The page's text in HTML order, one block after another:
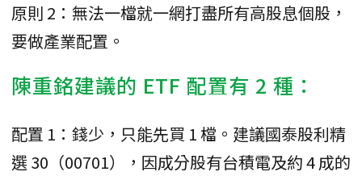
原則 2：無法一檔就一網打盡所有高股息個股，
要做產業配置。
陳重銘建議的 ETF 配置有 2 種：
配置 1：錢少，只能先買 1 檔。建議國泰股利精
選 30（00701），因成分股有台積電及約 4 成的